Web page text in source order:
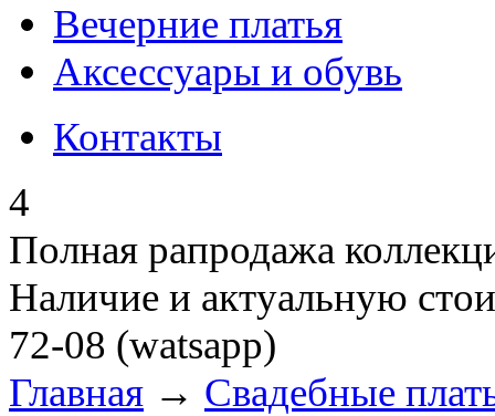
Вечерние платья
Аксессуары и обувь
Контакты
4
Полная рапродажа
Наличие и актуальную
72-08 (watsapp)
Главная → Свадебные